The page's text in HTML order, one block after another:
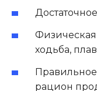
Физическая
ходьба,
рацион